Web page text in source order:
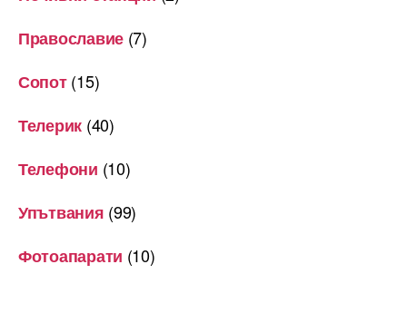
Православие (7)
Сопот(15)
Телерик (40)
Телефони (10)
Упътвания (99)
Фотоапарати (10)